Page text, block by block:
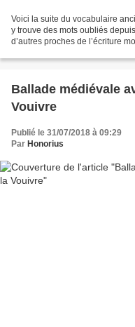
Voici la suite du vocabulaire
y trouve des mots oubliés
d’autres proches de l’écriture
Ballade médiévale
Vouivre
Publié le 31/07/2018 à 09:29
Par Honorius